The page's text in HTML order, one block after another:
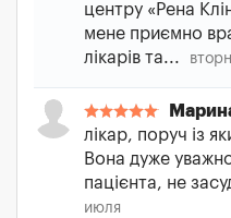
центру «Рена
мене приємно
лікарів та...
лікар, поруч із
Вона дуже
пацієнта, не
июля